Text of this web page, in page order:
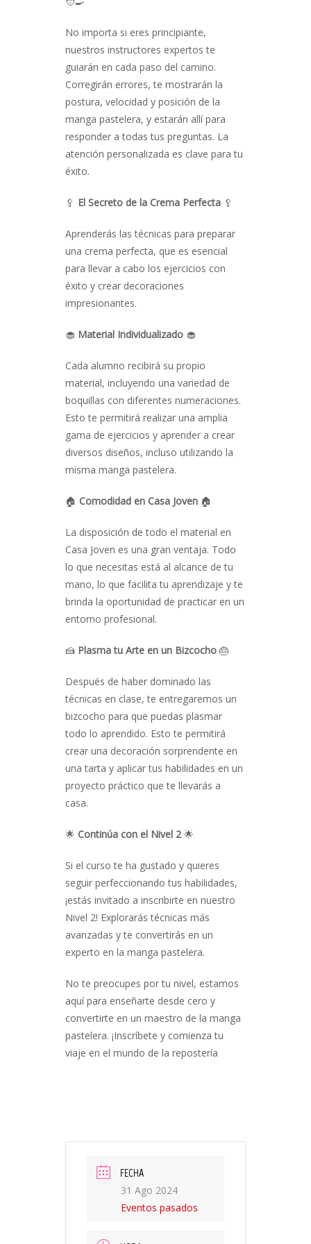
No importa si eres principiante,
nuestros instructores expertos te
guiarán en cada paso del camino.
Corregirán errores, te mostrarán la
postura, velocidad y posición de la
manga pastelera, y estarán allí para
responder a todas tus preguntas. La
atención personalizada es clave para tu
éxito.
🥄 El Secreto de la Crema Perfecta 🥄
Aprenderás las técnicas para preparar
una crema perfecta, que es esencial
para llevar a cabo los ejercicios con
éxito y crear decoraciones
impresionantes.
🧁 Material Individualizado 🧁
Cada alumno recibirá su propio
material, incluyendo una variedad de
boquillas con diferentes numeraciones.
Esto te permitirá realizar una amplia
gama de ejercicios y aprender a crear
diversos diseños, incluso utilizando la
misma manga pastelera.
🏠 Comodidad en Casa Joven 🏠
La disposición de todo el material en
Casa Joven es una gran ventaja. Todo
lo que necesitas está al alcance de tu
mano, lo que facilita tu aprendizaje y te
brinda la oportunidad de practicar en un
entorno profesional.
🍰 Plasma tu Arte en un Bizcocho 🎂
Después de haber dominado las
técnicas en clase, te entregaremos un
bizcocho para que puedas plasmar
todo lo aprendido. Esto te permitirá
crear una decoración sorprendente en
una tarta y aplicar tus habilidades en un
proyecto práctico que te llevarás a
casa.
🌟 Continúa con el Nivel 2🌟
Si el curso te ha gustado y quieres
seguir perfeccionando tus habilidades,
¡estás invitado a inscribirte en nuestro
Nivel 2! Explorarás técnicas más
avanzadas y te convertirás en un
experto en la manga pastelera.
No te preocupes por tu nivel, estamos
aquí para enseñarte desde cero y
convertirte en un maestro de la manga
pastelera. ¡Inscríbete y comienza tu
viaje en el mundo de la repostería
FECHA
31 Ago 2024
Eventos pasados